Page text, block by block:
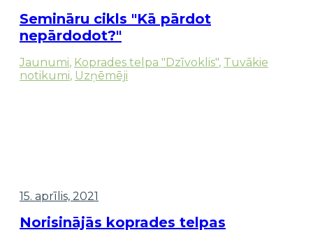
Semināru cikls "Kā pārdot
nepārdodot?"
Jaunumi, Koprades telpa "Dzīvoklis", Tuvākie
notikumi, Uzņēmēji
15. aprīlis, 2021
Norisinājās koprades telpas